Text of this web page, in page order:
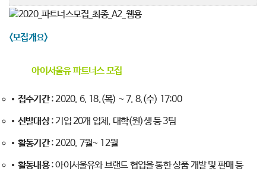
<모집개요>
아이서울유 파트너스 모집
접수기간: 2020. 6. 18.(목) ~ 7. 8.(수) 17:00
선발대상: 기업 20개 업체, 대학(원)생 등 3팀
활동기간: 2020. 7월~ 12월
활동내용: 아이서울유와 브랜드 협업을 통한 상품 개발 및 판매 등